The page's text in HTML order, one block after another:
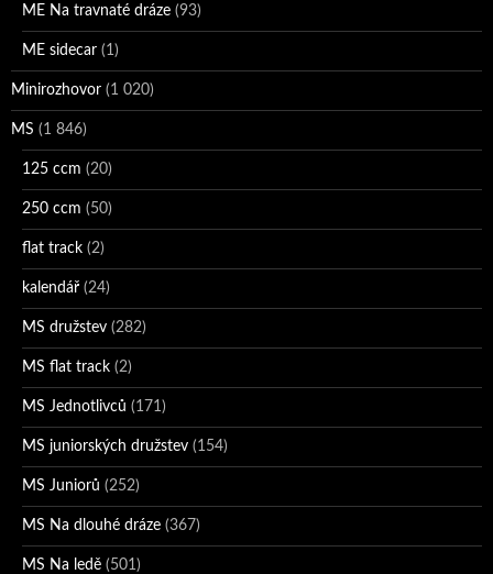
ME Na travnaté dráze (93)
ME sidecar (1)
Minirozhovor (1 020)
MS (1 846)
125 ccm (20)
250 ccm (50)
flat track (2)
kalendář (24)
MS družstev (282)
MS flat track (2)
MS Jednotlivců (171)
MS juniorských družstev (154)
MS Juniorů (252)
MS Na dlouhé dráze (367)
MS Na ledě (501)